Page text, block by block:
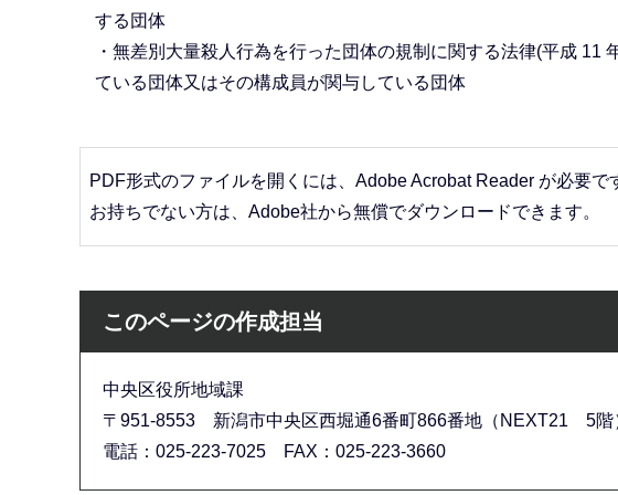
する団体
・無差別大量殺人行為を行った団体の規制に関する法律(平成 11
ている団体又はその構成員が関与している団体
PDF形式のファイルを開くには、Adobe Acrobat Reader が必要で
お持ちでない方は、Adobe社から無償でダウンロードできます。
このページの作成担当
中央区役所地域課
〒951-8553 新潟市中央区西堀通6番町866番地（NEXT21 5階
電話：025-223-7025 FAX：025-223-3660